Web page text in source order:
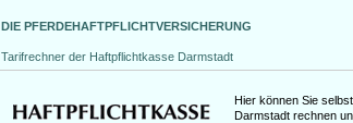
DIE PFERDEHAFTPFLICHTVERSICHERUNG
Tarifrechner der Haftpflichtkasse Darmstadt
Hier können Sie
Darmstadt rechnen